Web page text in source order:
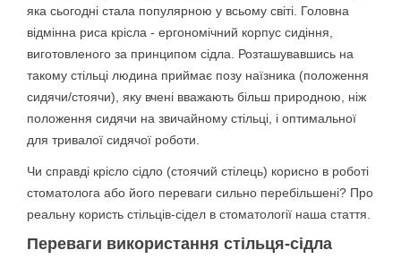
яка сьогодні стала популярною у всьому світі. Головна
відмінна риса крісла - ергономічний корпус сидіння,
виготовленого за принципом сідла. Розташувавшись на
такому стільці людина приймає позу наїзника (положення
сидячи/стоячи), яку вчені вважають більш природною, ніж
положення сидячи на звичайному стільці, і оптимальної
для тривалої сидячої роботи.
Чи справді крісло сідло (стоячий стілець) корисно в роботі
стоматолога або його переваги сильно перебільшені? Про
реальну користь стільців-сідел в стоматології наша стаття.
Переваги використання стільця-сідла